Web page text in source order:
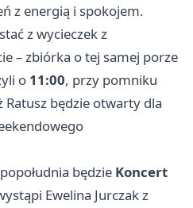
z energią i spokojem.
z wycieczek z
– zbiórka o tej samej porze
o 11:00, przy pomniku
Ratusz będzie otwarty dla
będzie Koncert
Ewelina Jurczak z